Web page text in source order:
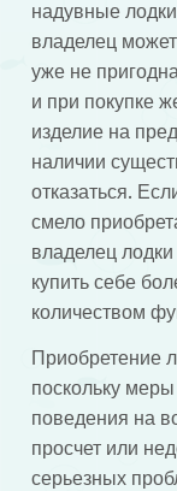
надувные
владелец
уже не
и при покупке
изделие на
наличии
отказаться.
смело
владелец
купить себе
количеством
Приобретение
поскольку
поведения на
просчет или
серьезных